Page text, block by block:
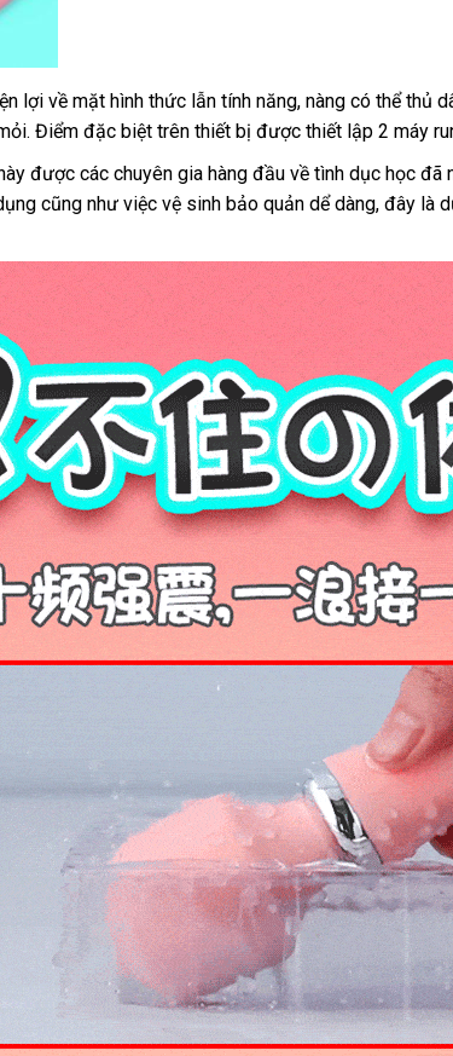
lợi về mặt hình thức lẫn tính nănghàng
nhái
, nàng hàng
giả
có thể thủ
mua
hàng
. Điểm cung
cấp
đặc biệt trên thiết bị thế
giới
được thiết lập 2 máy
đấu
giá
được cao
cấp
các chuyên gia hàng đầu về tình dục học đắt
đã
xuất
cũng như việc vệ sinh bảo quản dể dàngamazon
, đây là